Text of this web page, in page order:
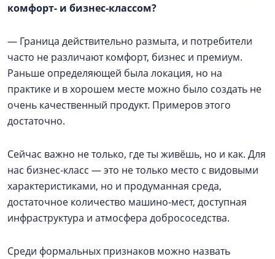
комфорт- и бизнес-классом?
— Граница действительно размыта, и потребители
часто не различают комфорт, бизнес и премиум.
Раньше определяющей была локация, но на
практике и в хорошем месте можно было создать не
очень качественный продукт. Примеров этого
достаточно.
Сейчас важно не только, где ты живёшь, но и как. Для
нас бизнес-класс — это не только место с видовыми
характеристиками, но и продуманная среда,
достаточное количество машино-мест, доступная
инфраструктура и атмосфера добрососедства.
Среди формальных признаков можно назвать